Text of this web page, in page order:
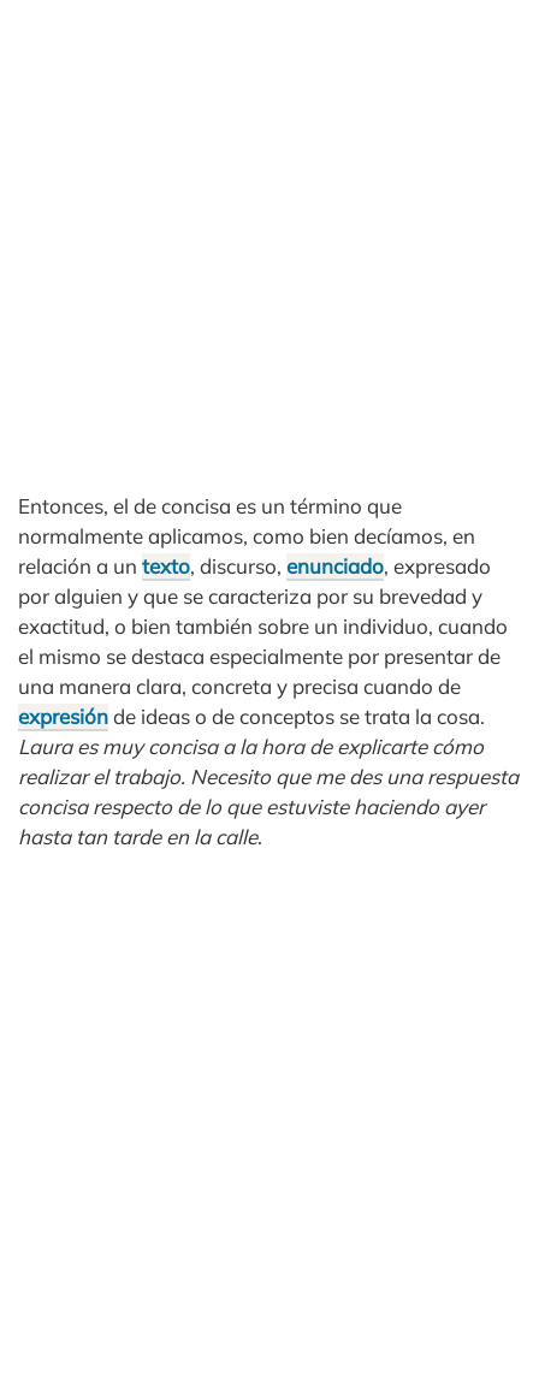
Entonces, el de concisa es un término que
normalmente aplicamos, como bien decíamos, en
relación a un texto, discurso, enunciado, expresado
por alguien y que se caracteriza por su brevedad y
exactitud, o bien también sobre un individuo, cuando
el mismo se destaca especialmente por presentar de
una manera clara, concreta y precisa cuando de
expresiónde ideas o de conceptos se trata la cosa.
Laura es muy concisa a la hora de explicarte cómo
realizar el trabajo. Necesito que me des una respuesta
concisa respecto de lo que estuviste haciendo ayer
hasta tan tarde en la calle.